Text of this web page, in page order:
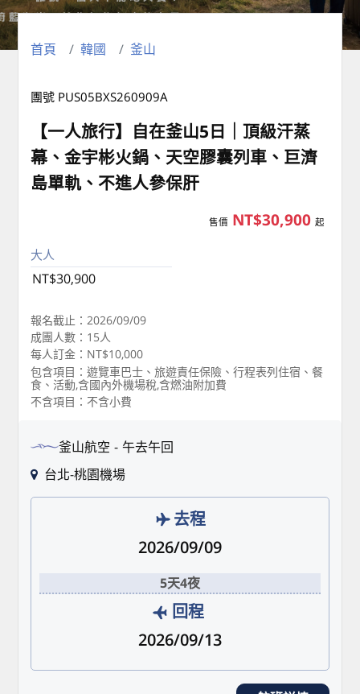
首頁 韓國 釜山
團號 PUS05BXS260909A
【一人旅行】自在釜山5日｜頂級汗蒸
幕、金宇彬火鍋、天空膠囊列車、巨濟
島單軌、不進人參保肝
售價 NT$30,900 起
大人
NT$30,900
報名截止：2026/09/09
成團人數：15人
每人訂金：NT$10,000
包含項目：遊覽車巴士、旅遊責任保險、行程表列住宿、餐
食、活動,含國內外機場稅,含燃油附加費
不含項目：不含小費
釜山航空
午去午回
台北-桃園機場
去程
2026/09/09
5天4夜
回程
2026/09/13